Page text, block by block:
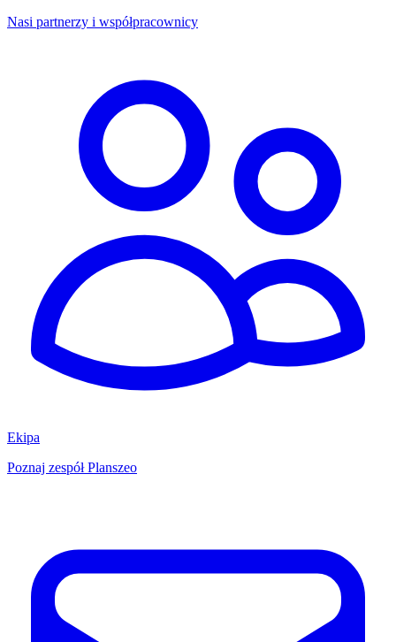
Nasi partnerzy i współpracownicy
Ekipa
Poznaj zespół Planszeo